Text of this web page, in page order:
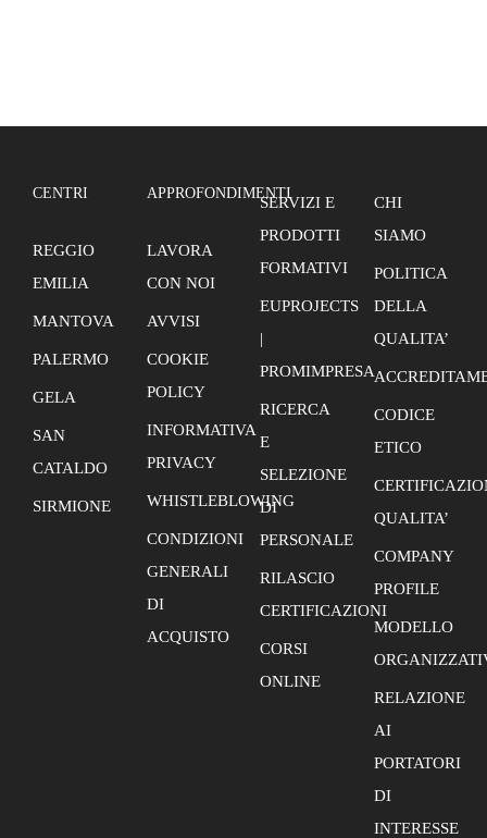
CENTRI
REGGIO
EMILIA
MANTOVA
PALERMO
GELA
SAN
CATALDO
SIRMIONE
APPROFONDIMENTI
LAVORA
CON NOI
AVVISI
COOKIE
POLICY
INFORMATIVA
PRIVACY
WHISTLEBLOWING
CONDIZIONI
GENERALI
DI
ACQUISTO
SERVIZI E
PRODOTTI
FORMATIVI
EUPROJECTS
|
PROMIMPRESA
RICERCA
E
SELEZIONE
DI
PERSONALE
RILASCIO
CERTIFICAZIONI
CORSI
ONLINE
CHI
SIAMO
POLITICA
DELLA
QUALITA’
CODICE
ETICO
QUALITA’
COMPANY
PROFILE
MODELLO
RELAZIONE
AI
PORTATORI
DI
INTERESSE